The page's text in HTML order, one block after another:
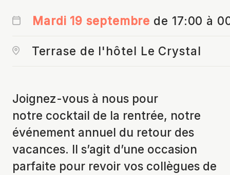
Mardi 19 septembre de 17:00 à
Terrase de l'hôtel Le Crystal
Joignez-vous à nous pour
notre cocktail de la rentrée, notre
événement annuel du retour des
vacances. Il s’agit d’une occasion
parfaite pour revoir vos collègues de